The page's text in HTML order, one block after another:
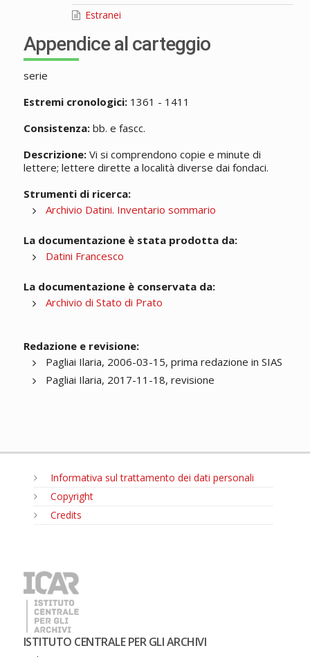
Estranei
Appendice al carteggio
serie
Estremi cronologici:1361 - 1411
Consistenza:bb. e fascc.
Descrizione:Vi si comprendono copie e minute di
lettere; lettere dirette a località diverse dai fondaci.
Strumenti di ricerca:
Archivio Datini. Inventario sommario
La documentazione è stata prodotta da:
Datini Francesco
La documentazione è conservata da:
Archivio di Stato di Prato
Redazione e revisione:
Pagliai Ilaria, 2006-03-15, prima redazione in SIAS
Pagliai Ilaria, 2017-11-18, revisione
Informativa sul trattamento dei dati personali
Copyright
Credits
ISTITUTO CENTRALE PER GLI ARCHIVI